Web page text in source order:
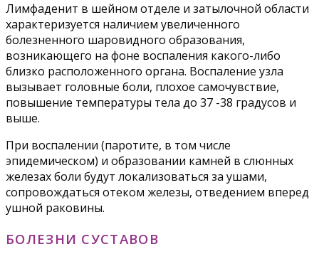
Лимфаденит в шейном отделе и затылочной области
характеризуется наличием увеличенного
болезненного шаровидного образования,
возникающего на фоне воспаления какого-либо
близко расположенного органа. Воспаление узла
вызывает головные боли, плохое самочувствие,
повышение температуры тела до 37 -38 градусов и
выше.
При воспалении (паротите, в том числе
эпидемическом) и образовании камней в слюнных
железах боли будут локализоваться за ушами,
сопровождаться отеком железы, отведением вперед
ушной раковины.
БОЛЕЗНИ СУСТАВОВ